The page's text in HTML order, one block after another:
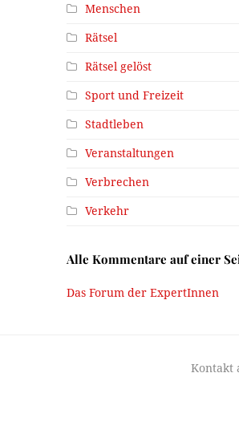
Menschen
Rätsel
Rätsel gelöst
Sport und Freizeit
Stadtleben
Veranstaltungen
Verbrechen
Verkehr
Alle Kommentare auf einer
Das Forum der ExpertInnen
next
Kontakt